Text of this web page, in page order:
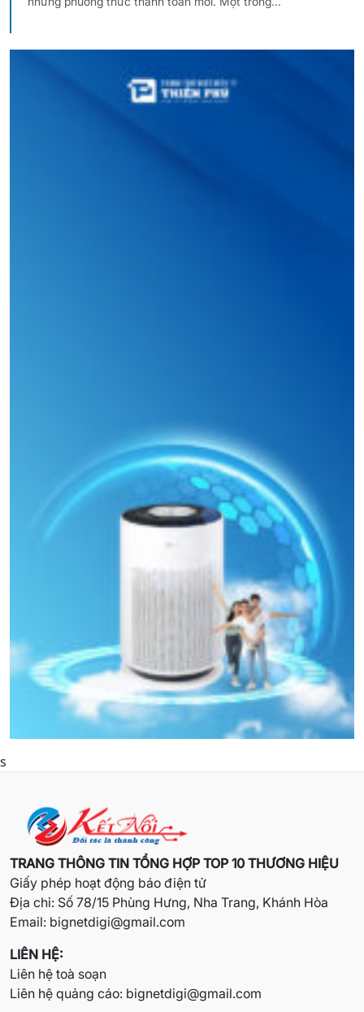
s
TRANG THÔNG TIN TỔNG HỢP TOP 10 THƯƠNG HIỆU
Giấy phép hoạt động báo điện tử
Địa chỉ: Số 78/15 Phùng Hưng, Nha Trang, Khánh Hòa
Email: bignetdigi@gmail.com
LIÊN HỆ:
Liên hệ toà soạn
Liên hệ quảng cáo: bignetdigi@gmail.com